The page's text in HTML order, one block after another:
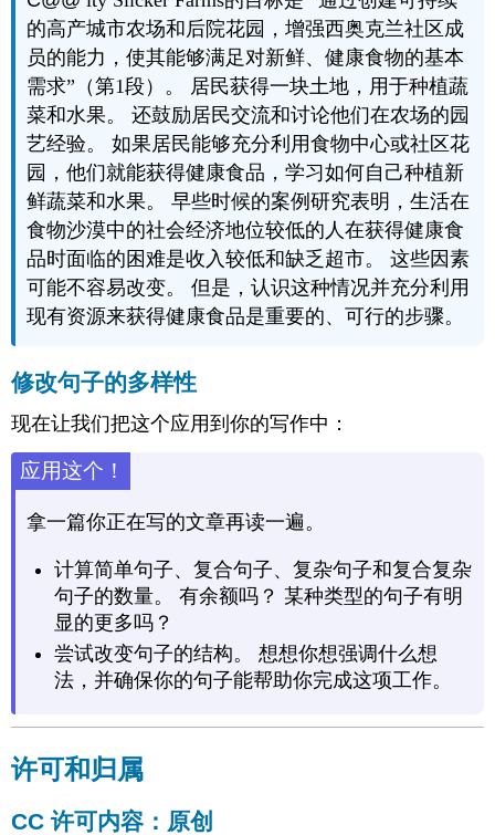
的高产城市农场和后院花园，增强西奥克兰社区成
员的能力，使其能够满足对新鲜、健康食物的基本
需求”（第1段）。 居民获得一块土地，用于种植蔬
菜和水果。 还鼓励居民交流和讨论他们在农场的园
艺经验。 如果居民能够充分利用食物中心或社区花
园，他们就能获得健康食品，学习如何自己种植新
鲜蔬菜和水果。 早些时候的案例研究表明，生活在
食物沙漠中的社会经济地位较低的人在获得健康食
品时面临的困难是收入较低和缺乏超市。 这些因素
可能不容易改变。 但是，认识这种情况并充分利用
现有资源来获得健康食品是重要的、可行的步骤。
修改句子的多样性
现在让我们把这个应用到你的写作中：
应用这个！
拿一篇你正在写的文章再读一遍。
计算简单句子、复合句子、复杂句子和复合复杂
句子的数量。 有余额吗？ 某种类型的句子有明
显的更多吗？
尝试改变句子的结构。 想想你想强调什么想
法，并确保你的句子能帮助你完成这项工作。
许可和归属
CC 许可内容：原创